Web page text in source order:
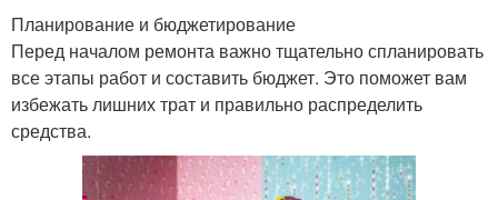
Планирование и бюджетирование
Перед началом ремонта важно тщательно спланировать
все этапы работ и составить бюджет. Это поможет вам
избежать лишних трат и правильно распределить
средства.